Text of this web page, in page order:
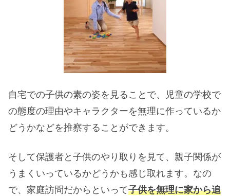
自宅での子供の素の姿を見ることで、児童の学校で
の態度の理由やキャラクターを無理に作っているか
どうかなどを推察することができます。
そして保護者と子供のやり取りを見て、親子関係が
うまくいっているかどうかも感じ取れます。なの
で、家庭訪問だからといって子供を無理に家から追